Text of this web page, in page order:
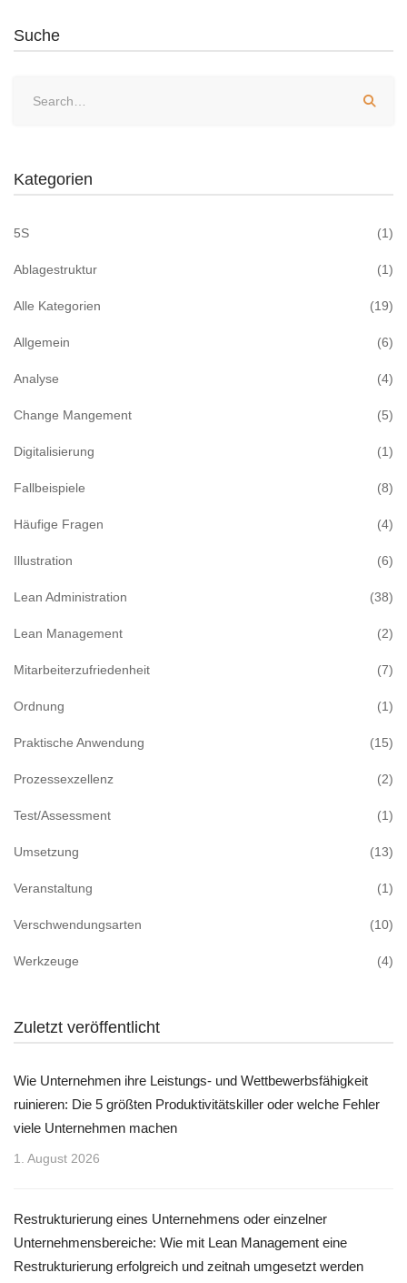
Suche
Kategorien
5S (1)
Ablagestruktur (1)
Alle Kategorien (19)
Allgemein (6)
Analyse (4)
Change Mangement (5)
Digitalisierung (1)
Fallbeispiele (8)
Häufige Fragen (4)
Illustration (6)
Lean Administration (38)
Lean Management (2)
Mitarbeiterzufriedenheit (7)
Ordnung (1)
Praktische Anwendung (15)
Prozessexzellenz (2)
Test/Assessment (1)
Umsetzung (13)
Veranstaltung (1)
Verschwendungsarten (10)
Werkzeuge (4)
Zuletzt veröffentlicht
Wie Unternehmen ihre Leistungs- und Wettbewerbsfähigkeit
ruinieren: Die 5 größten Produktivitätskiller oder welche Fehler
viele Unternehmen machen
1. August 2026
Restrukturierung eines Unternehmens oder einzelner
Unternehmensbereiche: Wie mit Lean Management eine
Restrukturierung erfolgreich und zeitnah umgesetzt werden